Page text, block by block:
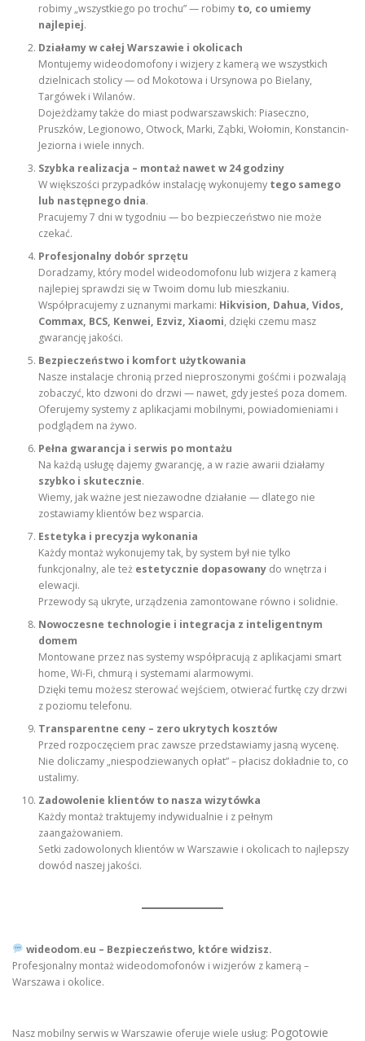
robimy „wszystkiego po trochu” — robimy to, co umiemy
najlepiej.
Działamy w całej Warszawie i okolicach
Montujemy wideodomofony i wizjery z kamerą we wszystkich
dzielnicach stolicy — od Mokotowa i Ursynowa po Bielany,
Targówek i Wilanów.
Dojeżdżamy także do miast podwarszawskich: Piaseczno,
Pruszków, Legionowo, Otwock, Marki, Ząbki, Wołomin, Konstancin-
Jeziorna i wiele innych.
Szybka realizacja – montaż nawet w 24 godziny
W większości przypadków instalację wykonujemy tego samego
lub następnego dnia.
Pracujemy 7 dni w tygodniu — bo bezpieczeństwo nie może
czekać.
Profesjonalny dobór sprzętu
Doradzamy, który model wideodomofonu lub wizjera z kamerą
najlepiej sprawdzi się w Twoim domu lub mieszkaniu.
Współpracujemy z uznanymi markami: Hikvision, Dahua, Vidos,
Commax, BCS, Kenwei, Ezviz, Xiaomi, dzięki czemu masz
gwarancję jakości.
Bezpieczeństwo i komfort użytkowania
Nasze instalacje chronią przed nieproszonymi gośćmi i pozwalają
zobaczyć, kto dzwoni do drzwi — nawet, gdy jesteś poza domem.
Oferujemy systemy z aplikacjami mobilnymi, powiadomieniami i
podglądem na żywo.
Pełna gwarancja i serwis po montażu
Na każdą usługę dajemy gwarancję, a w razie awarii działamy
szybko i skutecznie.
Wiemy, jak ważne jest niezawodne działanie — dlatego nie
zostawiamy klientów bez wsparcia.
Estetyka i precyzja wykonania
Każdy montaż wykonujemy tak, by system był nie tylko
funkcjonalny, ale też estetycznie dopasowany do wnętrza i
elewacji.
Przewody są ukryte, urządzenia zamontowane równo i solidnie.
Nowoczesne technologie i integracja z inteligentnym
domem
Montowane przez nas systemy współpracują z aplikacjami smart
home, Wi-Fi, chmurą i systemami alarmowymi.
Dzięki temu możesz sterować wejściem, otwierać furtkę czy drzwi
z poziomu telefonu.
Transparentne ceny – zero ukrytych kosztów
Przed rozpoczęciem prac zawsze przedstawiamy jasną wycenę.
Nie doliczamy „niespodziewanych opłat” – płacisz dokładnie to, co
ustalimy.
Zadowolenie klientów to nasza wizytówka
Każdy montaż traktujemy indywidualnie i z pełnym
zaangażowaniem.
Setki zadowolonych klientów w Warszawie i okolicach to najlepszy
dowód naszej jakości.
wideodom.eu – Bezpieczeństwo, które widzisz.
Profesjonalny montaż wideodomofonów i wizjerów z kamerą –
Warszawa i okolice.
Nasz mobilny serwis w Warszawie oferuje wiele usług: Pogotowie